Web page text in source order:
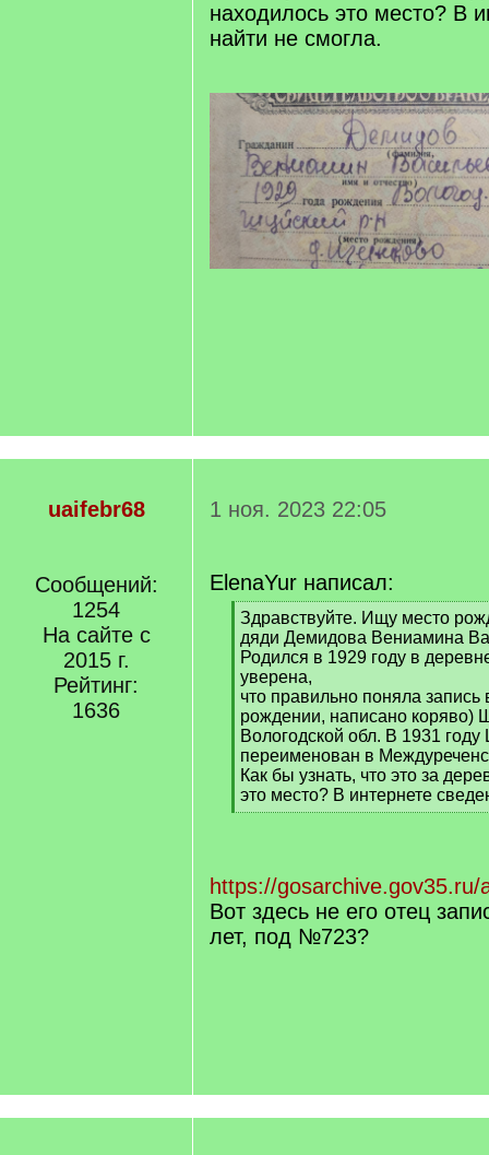
находилось это место? В
найти не смогла.
uaifebr68
Сообщений:
1254
На сайте с
2015 г.
Рейтинг:
1636
1 ноя. 2023 22:05
ElenaYur написал:
[
q
]
Здравствуйте. Ищу место
дяди Демидова Вениамина
Родился в 1929 году в
уверена,
что правильно поняла запись
рождении, написано коряво)
Вологодской обл. В 1931
переименован в
Как бы узнать, что это за
это место? В интернете
[
https://
Вот здесь не его отец
лет, под №723?